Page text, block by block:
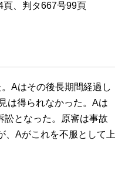
頁、判タ667号99頁
Aはその後長期間経過し
は得られなかった。Aは
訟となった。原審は事故
、Aがこれを不服として上